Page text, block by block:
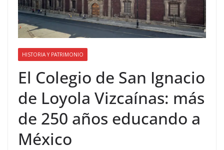
HISTORIA Y PATRIMONIO
El Colegio de San Ignacio
de Loyola Vizcaínas: más
de 250 años educando a
México